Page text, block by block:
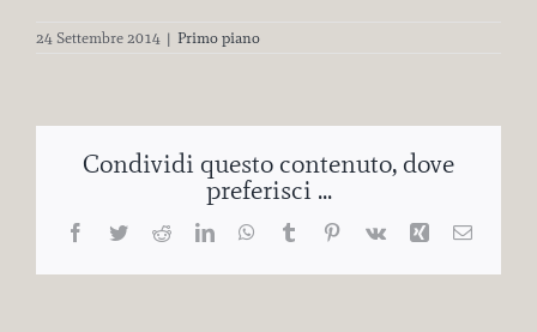
24 Settembre 2014 | Primo piano
Condividi questo contenuto, dove
preferisci ...
Facebook
TwitterRedditLinkedInWhatsApp
TumblrPinterest
Vk Xing Email